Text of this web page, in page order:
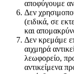
αποφύγουμε
Δεν
(ειδικά, σε
και
Δεν κρεμάμε
αιχμηρά
λεωφορείο,
αντικείμενα